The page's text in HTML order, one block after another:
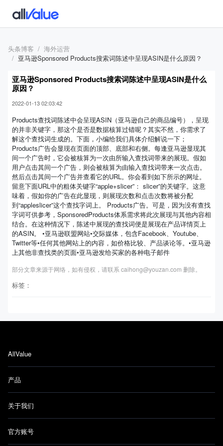
头条博客
海外运营
亚马逊Sponsored Products搜索词陈述中呈现ASIN是什么原因？
亚马逊Sponsored Products搜索词陈述中呈现ASIN是什么
原因？
2022-01-13 02:03:42
Products查找词陈述中会呈现ASIN（亚马逊自己的商品编号），呈现
的并非关键字，那这个是否是数据核算过错呢？其实不然，你需求了
解这个查找词生成的。下面，小编给我们具体介绍解说一下；
Products广告会显现在页面的顶部、底部和右侧。每逢亚马逊显现其
间一个广告时，它会被核算为一次由所输入查找词带来的展现。假如
用户点击其间一个广告，则会被核算为由输入查找词带来一次点击。
然后点击其间一个广告并查看它的URL。你会看到如下所示的网址。
留意下面URL中的粗体关键字“apple+slicer”： slicer”的关键字。这意
味着，假如你的广告在此显现，则展现次数和点击次数将被分配
到“appleslicer”这个查找字词上。 Products广告。可是，因为没有查找
字词可供参考，SponsoredProducts体系需求将此次展现与其他内容相
结合。在这种情况下，陈述中展现的查找词便是展现在产品详情页上
的ASIN。 •亚马逊联盟网站•交际媒体，包含Facebook、Youtube、
Twitter等•任何其他网站上的内容，如价格比较、产品谈论等。•亚马逊
上其他非查找类的页面•亚马逊发给买家的各种电子邮件
部分文章来源于网络，如有侵权，请联系 caihong@youzan.com 删除。
标签：
AllValue
产品
关于我们
官方账号